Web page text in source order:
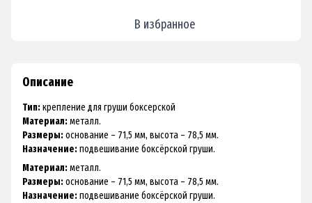
В избранное
Описание
Тип:крепление для груши боксерской
Материал:металл.
Размеры:основание – 71,5 мм, высота – 78,5 мм.
Назначение:подвешивание боксёрской груши.
Материал:металл.
Размеры:основание – 71,5 мм, высота – 78,5 мм.
Назначение:подвешивание боксёрской груши.